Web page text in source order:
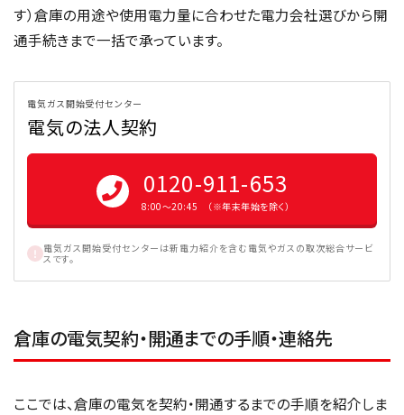
す）倉庫の用途や使用電力量に合わせた電力会社選びから開
通手続きまで一括で承っています。
電気ガス開始受付センター
電気の法人契約
0120-911-653
8:00〜20:45 （※年末年始を除く）
電気ガス開始受付センターは新電力紹介を含む電気やガスの取次総合サービ
スです。
倉庫の電気契約・開通までの手順・連絡先
ここでは、倉庫の電気を契約・開通するまでの手順を紹介しま